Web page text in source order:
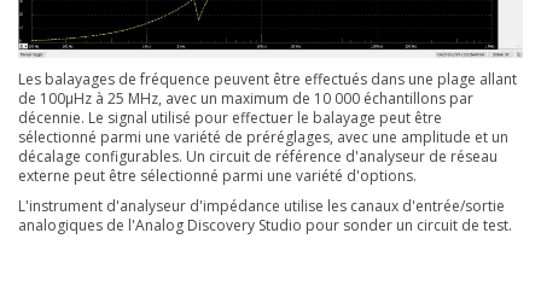
Les balayages de fréquence peuvent être effectués dans une plage allant
de 100µHz à 25 MHz, avec un maximum de 10 000 échantillons par
décennie. Le signal utilisé pour effectuer le balayage peut être
sélectionné parmi une variété de préréglages, avec une amplitude et un
décalage configurables. Un circuit de référence d'analyseur de réseau
externe peut être sélectionné parmi une variété d'options.
L'instrument d'analyseur d'impédance utilise les canaux d'entrée/sortie
analogiques de l'Analog Discovery Studio pour sonder un circuit de test.